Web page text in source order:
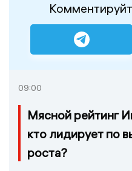
09:00
Мясной рейтинг
кто лидирует по
роста?